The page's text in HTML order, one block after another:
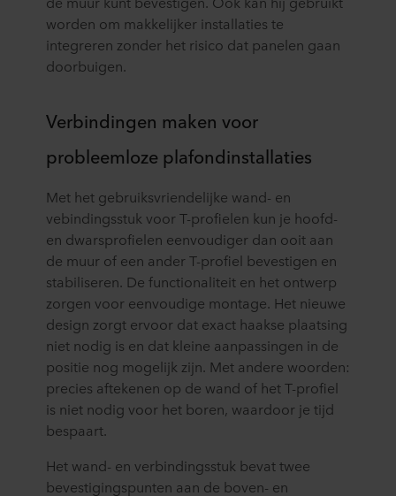
worden om makkelijker installaties te
integreren zonder het risico dat panelen gaan
doorbuigen.
Verbindingen maken voor
probleemloze plafondinstallaties
Met het gebruiksvriendelijke wand- en
vebindingsstuk voor T-profielen kun je hoofd-
en dwarsprofielen eenvoudiger dan ooit aan
de muur of een ander T-profiel bevestigen en
stabiliseren. De functionaliteit en het ontwerp
zorgen voor eenvoudige montage. Het nieuwe
design zorgt ervoor dat exact haakse plaatsing
niet nodig is en dat kleine aanpassingen in de
positie nog mogelijk zijn. Met andere woorden:
precies aftekenen op de wand of het T-profiel
is niet nodig voor het boren, waardoor je tijd
bespaart.
Het wand- en verbindingsstuk bevat twee
bevestigingspunten aan de boven- en